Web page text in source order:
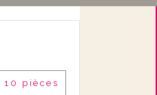
10 pièces